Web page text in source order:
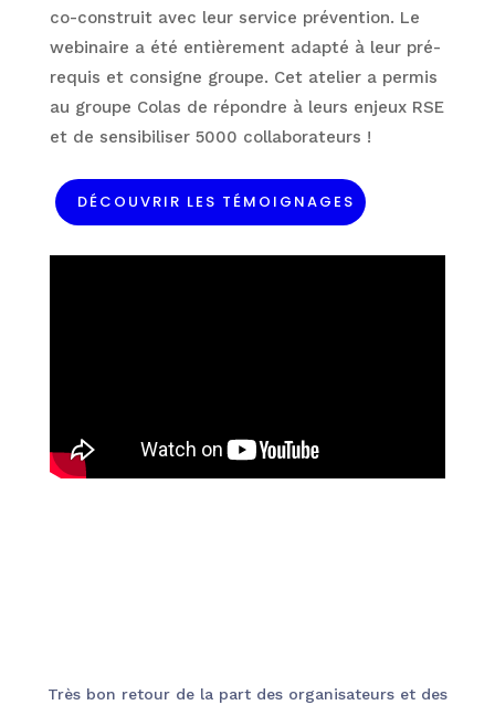
co-construit avec leur service prévention. Le
webinaire a été entièrement adapté à leur pré-
requis et consigne groupe. Cet atelier a permis
au groupe Colas de répondre à leurs enjeux RSE
et de sensibiliser 5000 collaborateurs !
DÉCOUVRIR LES TÉMOIGNAGES
Très bon retour de la part des organisateurs et des